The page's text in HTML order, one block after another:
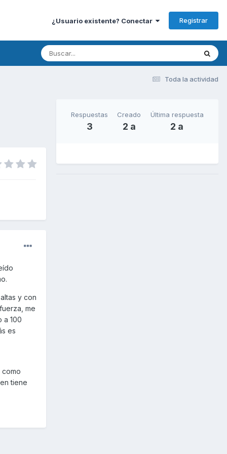
¿Usuario existente? Conectar Registrar
Toda la actividad
y con
me
a 100
es
como
tiene
Respuestas
3
Creado
2 a
Última respuesta
2 a